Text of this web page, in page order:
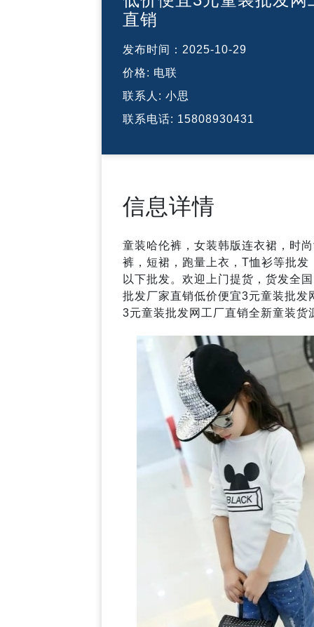
直销
发布时间： 2025-10-29
价格: 电联
联系人: 小思
联系电话: 15808930431
信息详情
童装哈伦裤，女装韩版连衣裙，时
裤，短裙，跑量上衣，T恤衫等批
以下批发。欢迎上门提货，货发全
批发厂家直销低价便宜3元童装批
3元童装批发网工厂直销全新童装货